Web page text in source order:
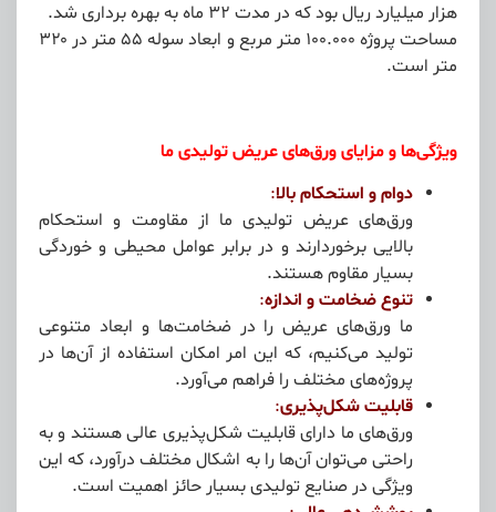
هزار میلیارد ریال بود که در مدت ۳۲ ماه به بهره برداری شد.
مساحت پروژه ۱۰۰.۰۰۰ متر مربع و ابعاد سوله ۵۵ متر در ۳۲۰
متر است.
ویژگی‌ها و مزایای ورق‌های عریض تولیدی ما
دوام و استحکام بالا:
ورق‌های عریض تولیدی ما از مقاومت و استحکام
بالایی برخوردارند و در برابر عوامل محیطی و خوردگی
بسیار مقاوم هستند.
تنوع ضخامت و اندازه:
ما ورق‌های عریض را در ضخامت‌ها و ابعاد متنوعی
تولید می‌کنیم، که این امر امکان استفاده از آن‌ها در
پروژه‌های مختلف را فراهم می‌آورد.
قابلیت شکل‌پذیری:
ورق‌های ما دارای قابلیت شکل‌پذیری عالی هستند و به
راحتی می‌توان آن‌ها را به اشکال مختلف درآورد، که این
ویژگی در صنایع تولیدی بسیار حائز اهمیت است.